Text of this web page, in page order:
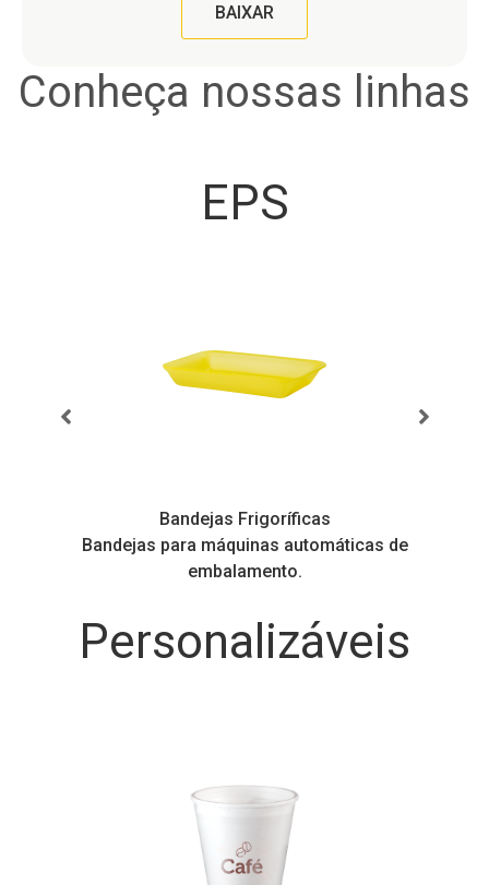
BAIXAR
Conheça nossas linhas
EPS
Bandejas Frigoríficas
Bandejas para máquinas automáticas de
embalamento.
Personalizáveis